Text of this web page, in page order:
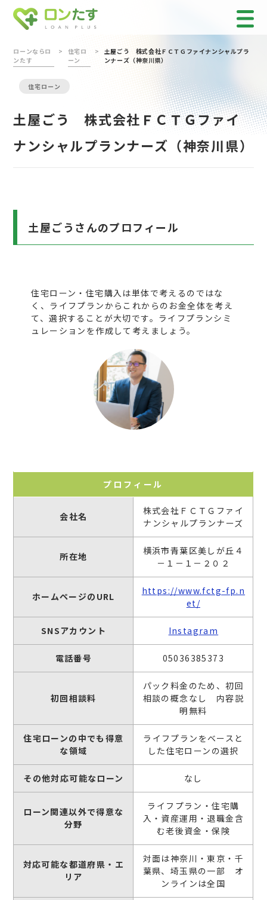
ローンならロ
ンたす
住宅ロ
ーン
土屋ごう 株式会社ＦＣＴＧファイナンシャルプラ
ンナーズ（神奈川県）
住宅ローン
土屋ごう 株式会社ＦＣＴＧファイ
ナンシャルプランナーズ（神奈川県）
土屋ごうさんのプロフィール
住宅ローン・住宅購入は単体で考えるのではな
く、ライフプランからこれからのお金全体を考え
て、選択することが大切です。ライフプランシミ
ュレーションを作成して考えましょう。
プロフィール
会社名
株式会社ＦＣＴＧファイ
ナンシャルプランナーズ
所在地
横浜市青葉区美しが丘４
－１－１－２０２
ホームページのURL
https://www.fctg-fp.n
et/
SNSアカウント Instagram
電話番号 05036385373
初回相談料
パック料金のため、初回
相談の概念なし 内容説
明無料
住宅ローンの中でも得意
な領域
ライフプランをベースと
した住宅ローンの選択
その他対応可能なローン なし
ローン関連以外で得意な
分野
ライフプラン・住宅購
入・資産運用・退職金含
む老後資金・保険
対応可能な都道府県・エ
リア
対面は神奈川・東京・千
葉県、埼玉県の一部 オ
ンラインは全国